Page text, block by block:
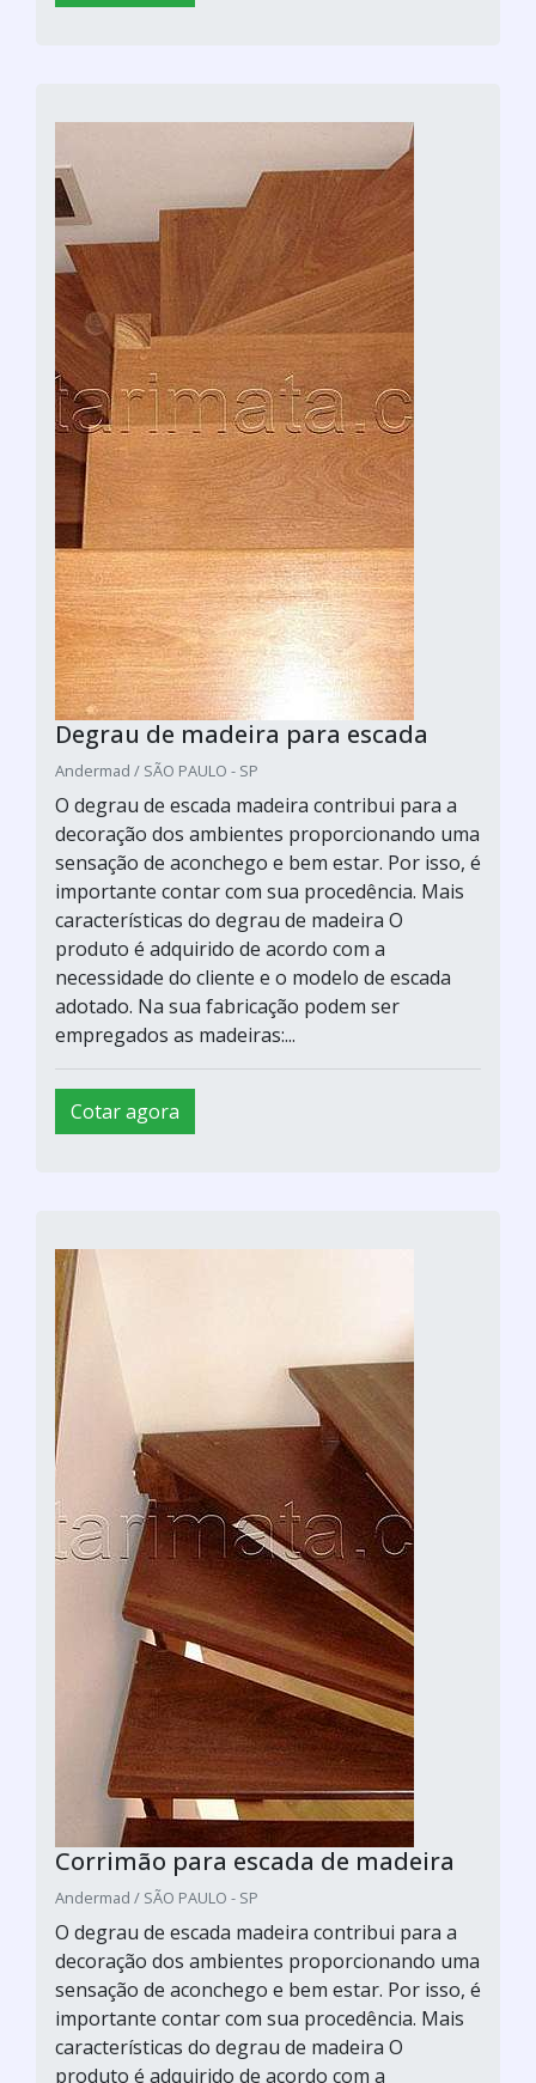
Degrau de madeira para escada
Andermad / SÃO PAULO - SP
O degrau de escada madeira contribui para a
decoração dos ambientes proporcionando uma
sensação de aconchego e bem estar. Por isso, é
importante contar com sua procedência. Mais
características do degrau de madeira O
produto é adquirido de acordo com a
necessidade do cliente e o modelo de escada
adotado. Na sua fabricação podem ser
empregados as madeiras:...
Cotar agora
Corrimão para escada de madeira
Andermad / SÃO PAULO - SP
O degrau de escada madeira contribui para a
decoração dos ambientes proporcionando uma
sensação de aconchego e bem estar. Por isso, é
importante contar com sua procedência. Mais
características do degrau de madeira O
produto é adquirido de acordo com a